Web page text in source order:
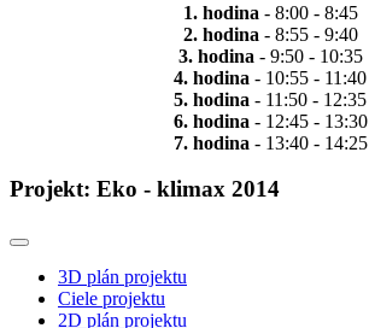
1. hodina - 8:00 - 8:45
2. hodina - 8:55 - 9:40
3. hodina - 9:50 - 10:35
4. hodina - 10:55 - 11:40
5. hodina - 11:50 - 12:35
6. hodina - 12:45 - 13:30
7. hodina - 13:40 - 14:25
Projekt: Eko - klimax 2014
3D plán projektu
Ciele projektu
2D plán projektu